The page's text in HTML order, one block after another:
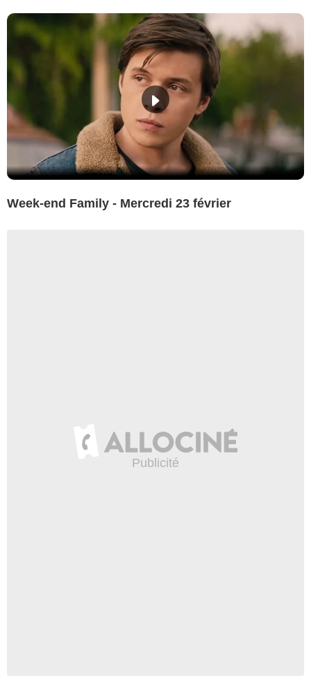
Week-end Family - Mercredi 23 février